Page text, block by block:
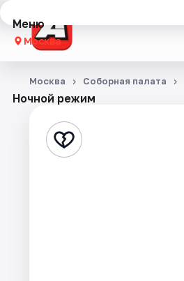
Меню
Москва
Концерты
Стендап
Ночной режим
Москва Соборная палата